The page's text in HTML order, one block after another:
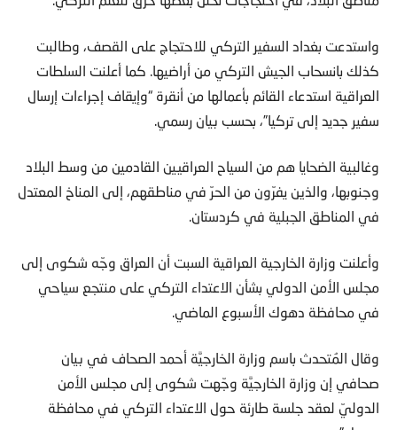
واستدعت بغداد السفير التركي للاحتجاج على القصف، وطالبت
كذلك بانسحاب الجيش التركي من أراضيها. كما أعلنت السلطات
العراقية استدعاء القائم بأعمالها من أنقرة “وإيقاف إجراءات إرسال
سفير جديد إلى تركيا”، بحسب بيان رسمي.
وغالبية الضحايا هم من السياح العراقيين القادمين من وسط البلاد
وجنوبها، والذين يفرّون من الحرّ في مناطقهم، إلى المناخ المعتدل
في المناطق الجبلية في كردستان.
وأعلنت وزارة الخارجية العراقية السبت أن العراق وجّه شكوى إلى
مجلس الأمن الدولي بشأن الاعتداء التركي على منتجع سياحي
في محافظة دهوك الأسبوع الماضي.
وقال المُتحدث باسم وزارة الخارجيَّة أحمد الصحاف في بيان
صحافي إن وزارة الخارجيَّة وجّهت شكوى إلى مجلس الأمن
الدوليّ لعقد جلسة طارئة حول الاعتداء التركي في محافظة